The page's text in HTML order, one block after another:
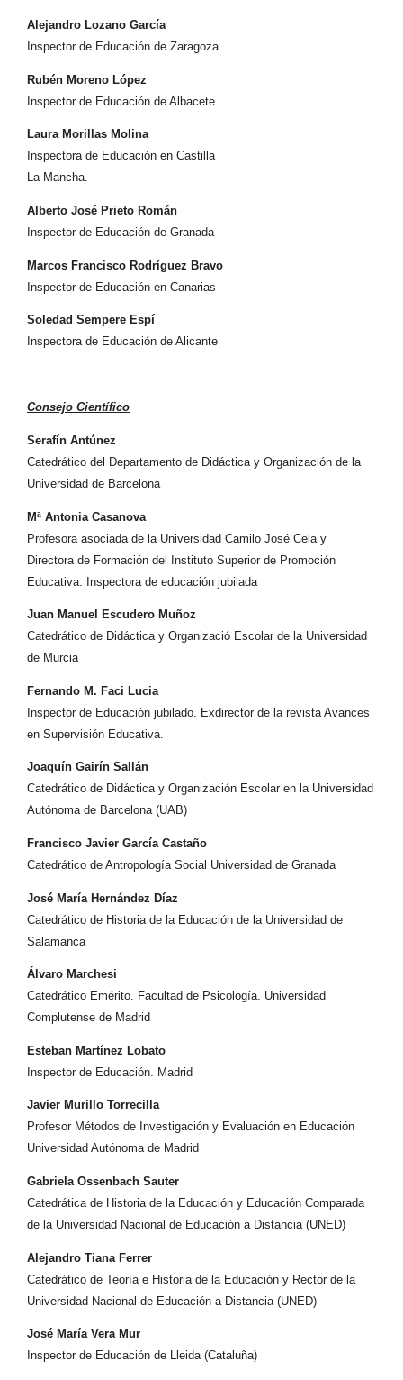
Alejandro Lozano García
Inspector de Educación de Zaragoza.
Rubén Moreno López
Inspector de Educación de Albacete
Laura Morillas Molina
Inspectora de Educación en Castilla
La Mancha.
Alberto José Prieto Román
Inspector de Educación de Granada
Marcos Francisco Rodríguez Bravo
Inspector de Educación en Canarias
Soledad Sempere Espí
Inspectora de Educación de Alicante
Consejo Científico
Serafín Antúnez
Catedrático del Departamento de Didáctica y Organización de la
Universidad de Barcelona
Mª Antonia Casanova
Profesora asociada de la Universidad Camilo José Cela y
Directora de Formación del Instituto Superior de Promoción
Educativa. Inspectora de educación jubilada
Juan Manuel Escudero Muñoz
Catedrático de Didáctica y Organizació Escolar de la Universidad
de Murcia
Fernando M. Faci Lucia
Inspector de Educación jubilado. Exdirector de la revista Avances
en Supervisión Educativa.
Joaquín Gairín Sallán
Catedrático de Didáctica y Organización Escolar en la Universidad
Autónoma de Barcelona (UAB)
Francisco Javier García Castaño
Catedrático de Antropología Social Universidad de Granada
José María Hernández Díaz
Catedrático de Historia de la Educación de la Universidad de
Salamanca
Álvaro Marchesi
Catedrático Emérito. Facultad de Psicología. Universidad
Complutense de Madrid
Esteban Martínez Lobato
Inspector de Educación. Madrid
Javier Murillo Torrecilla
Profesor Métodos de Investigación y Evaluación en Educación
Universidad Autónoma de Madrid
Gabriela Ossenbach Sauter
Catedrática de Historia de la Educación y Educación Comparada
de la Universidad Nacional de Educación a Distancia (UNED)
Alejandro Tiana Ferrer
Catedrático de Teoría e Historia de la Educación y Rector de la
Universidad Nacional de Educación a Distancia (UNED)
José María Vera Mur
Inspector de Educación de Lleida (Cataluña)